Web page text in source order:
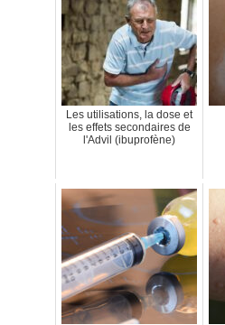
Les utilisations, la dose et
les effets secondaires de
l'Advil (ibuprofène)